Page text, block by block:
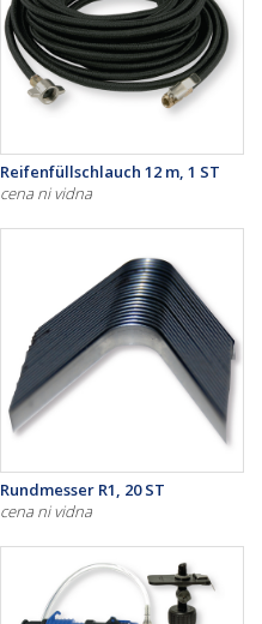
Reifenfüllschlauch 12 m, 1 ST
cena ni vidna
Rundmesser R1, 20 ST
cena ni vidna